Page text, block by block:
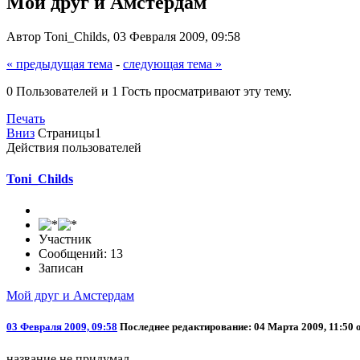
Автор Toni_Childs, 03 Февраля 2009, 09:58
« предыдущая тема - следующая тема »
0 Пользователей и 1 Гость просматривают эту тему.
Печать
Вниз Страницы1
Действия пользователей
Toni_Childs
Участник
Сообщений: 13
Записан
Мой друг и Амстердам
03 Февраля 2009, 09:58 Последнее редактирование: 04 Марта 2009, 11:50